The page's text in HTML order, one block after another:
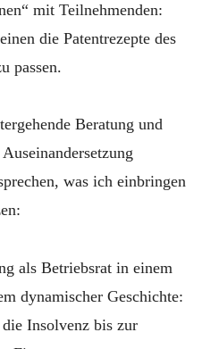
mit Teilnehmenden:
die Patentrezepte des
passen.
Beratung und
was ich einbringen
als Betriebsrat in einem
dynamischer Geschichte:
Insolvenz bis zur